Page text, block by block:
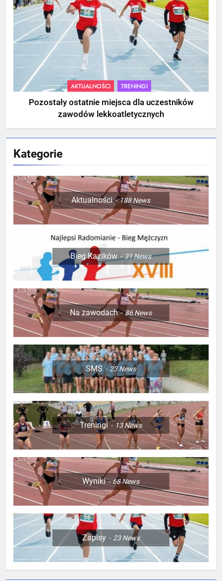
AKTUALNOŚCI TRENINGI
Pozostały ostatnie miejsca dla uczestników
zawodów lekkoatletycznych
Kategorie
Aktualności 188News
Bieg Kazików 31News
Na zawodach 86News
SMS 23News
Treningi 13News
Wyniki 68News
Zapisy 23News